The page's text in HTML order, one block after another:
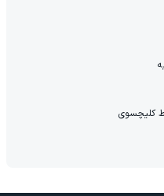
کلیچسوی